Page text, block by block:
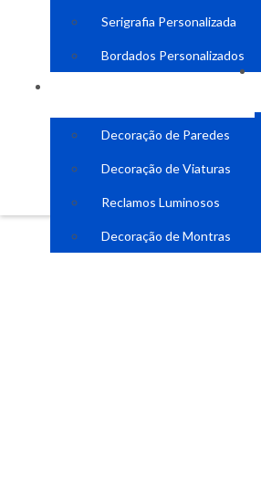
Serigrafia Personalizada
Bordados Personalizados
Decoração de Paredes
Decoração de Viaturas
Reclamos Luminosos
Decoração de Montras